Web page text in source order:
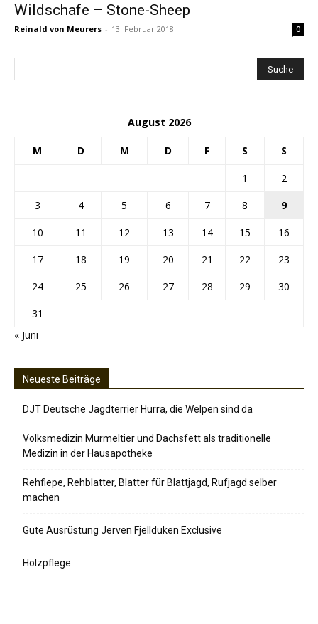
Wildschafe – Stone-Sheep
Reinald von Meurers - 13. Februar 2018 0
August 2026
M D M D F S S
1
2
3
4 5 6 7 8
9
10
11 12 13 14 15
16
17
18 19 20 21 22
23
24
25 26 27 28 29
30
31
« Juni
Neueste Beiträge
DJT Deutsche Jagdterrier Hurra, die Welpen sind da
Volksmedizin Murmeltier und Dachsfett als traditionelle
Medizin in der Hausapotheke
Rehfiepe, Rehblatter, Blatter für Blattjagd, Rufjagd selber
machen
Gute Ausrüstung Jerven Fjellduken Exclusive
Holzpflege